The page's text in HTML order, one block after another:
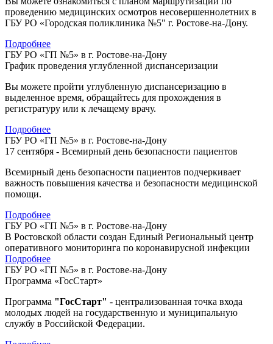
проведению медицинских осмотров несовершеннолетних в
ГБУ РО «Городская поликлиника №5" г. Ростове-на-Дону.
Подробнее
ГБУ РО «ГП №5» в г. Ростове-на-Дону
График проведения углубленной диспансеризации
Вы можете пройти углубленную диспансеризацию в
выделенное время, обращайтесь для прохождения в
регистратуру или к лечащему врачу.
Подробнее
ГБУ РО «ГП №5» в г. Ростове-на-Дону
17 сентября - Всемирный день безопасности пациентов
Всемирный день безопасности пациентов подчеркивает
важность повышения качества и безопасности медицинской
помощи.
Подробнее
ГБУ РО «ГП №5» в г. Ростове-на-Дону
В Ростовской области создан Единый Региональный центр
оперативного мониторинга по коронавирусной инфекции
Подробнее
ГБУ РО «ГП №5» в г. Ростове-на-Дону
Программа «ГосСтарт»
Программа "ГосСтарт" - централизованная точка входа
молодых людей на государственную и муниципальную
службу в Российской Федерации.